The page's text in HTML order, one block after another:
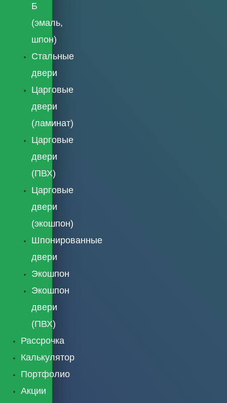
Б
(эмаль,
шпон)
Стальные
двери
Царговые
двери
(ламинат)
Царговые
двери
(ПВХ)
Царговые
двери
(экошпон)
Шпонированные
двери
Экошпон
Экошпон
двери
(ПВХ)
Рассрочка
Калькулятор
Портфолио
Акции